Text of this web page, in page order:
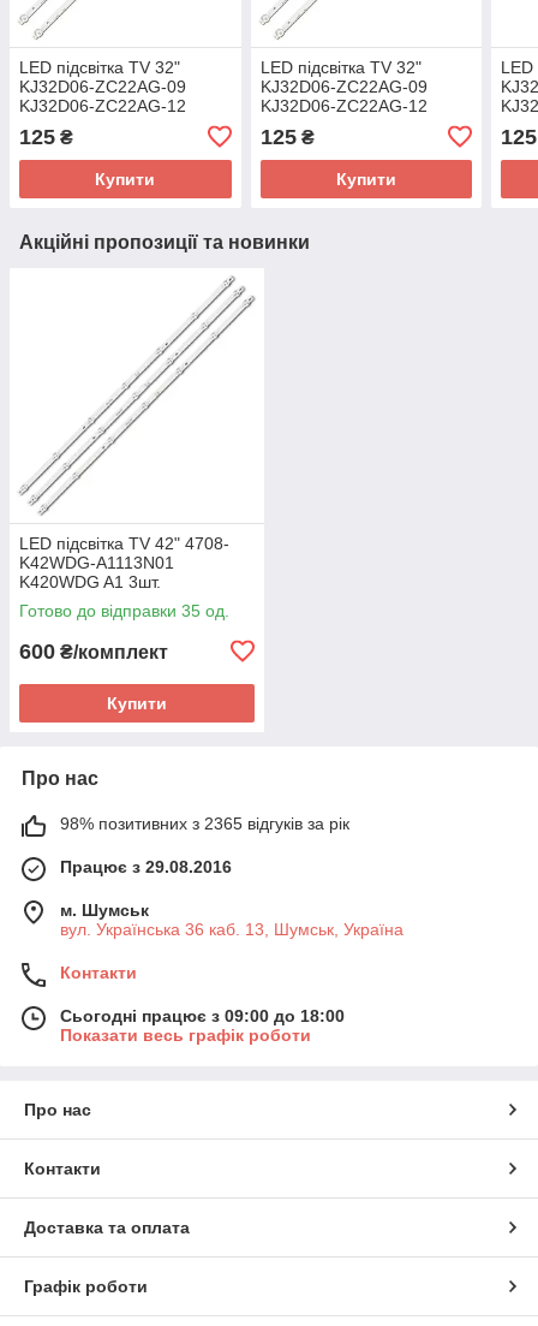
LED підсвітка TV 32"
KJ32D06-ZC22AG-09
KJ32D06-ZC22AG-12
303KJ320044
303KJ320045 2шт.
125 ₴
Купити
LED підсвітка TV 32"
KJ32D06-ZC22AG-09
KJ32D06-ZC22AG-12
303KJ320044
303KJ320045 2шт.
125₴
Купити
LED
125
Акційні пропозиції та новинки
LED підсвітка TV 42" 4708-
K42WDG-A1113N01
K420WDG A1 3шт.
Готово до відправки 35 од.
600 ₴/комплект
Купити
Про нас
98% позитивних з 2365 відгуків за рік
Працює з 29.08.2016
м. Шумськ
вул. Українська 36 каб. 13, Шумськ, Україна
Контакти
Сьогодні працює з 09:00 до 18:00
Показати весь графік роботи
Про нас
Контакти
Доставка та оплата
Графік роботи